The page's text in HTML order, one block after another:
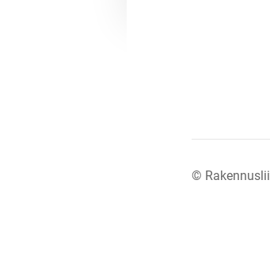
©